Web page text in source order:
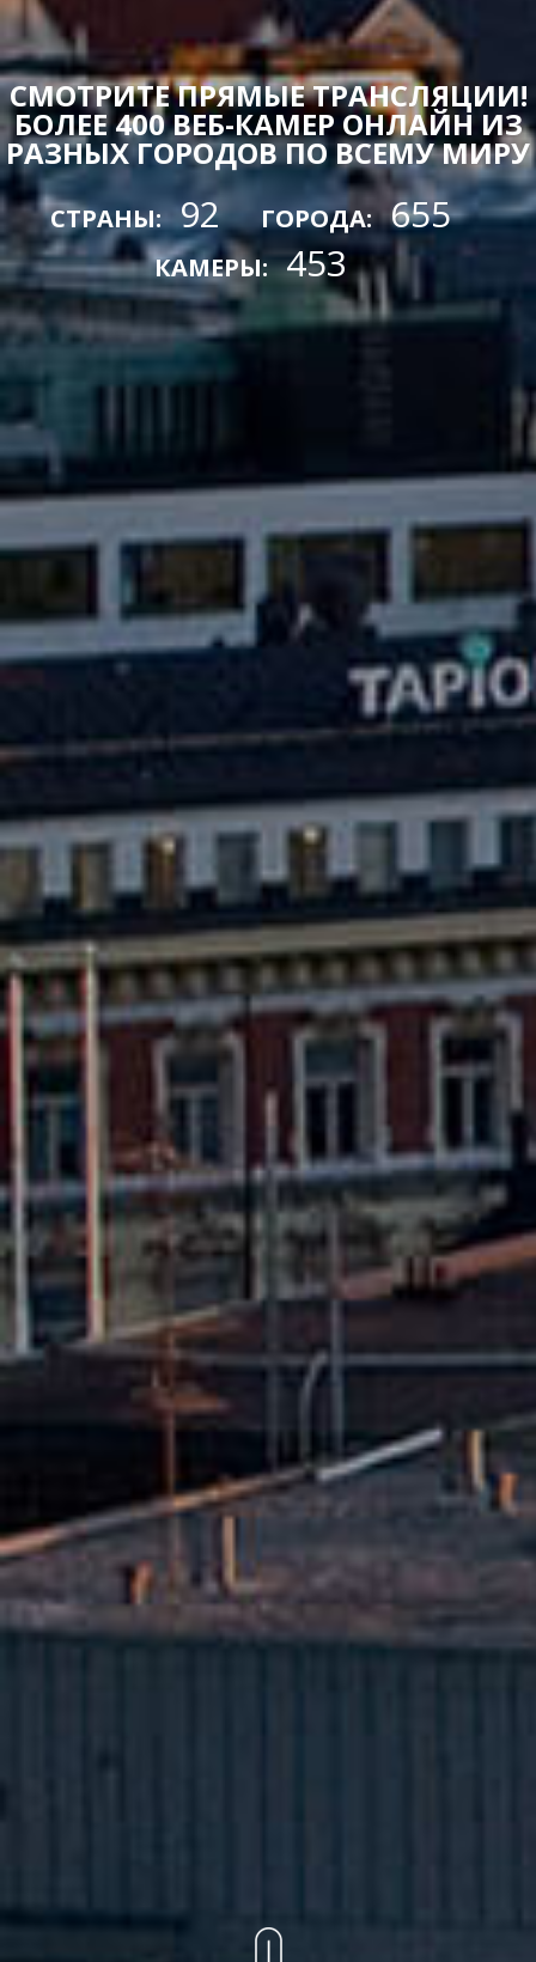
СМОТРИТЕ ПРЯМЫЕ ТРАНСЛЯЦИИ!
БОЛЕЕ 400 ВЕБ-КАМЕР ОНЛАЙН ИЗ
РАЗНЫХ ГОРОДОВ ПО ВСЕМУ МИРУ
СТРАНЫ: 92 ГОРОДА: 655
КАМЕРЫ: 453